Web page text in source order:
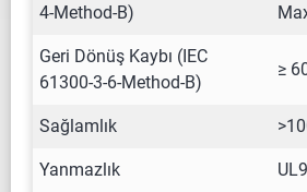
4-Method-B)
Geri Dönüş Kaybı (IEC
61300-3-6-Method-B)
≥
Sağlamlık
Yanmazlık